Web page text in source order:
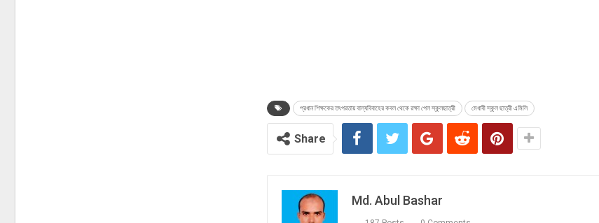
প্রধান শিক্ষকের তৎপরতায় বাল্যবিবাহের কবল থেকে রক্ষা পেল স্কুলছাত্রী মেধাবী স্কুল ছাত্রী এমিলি
Share
Md. Abul Bashar